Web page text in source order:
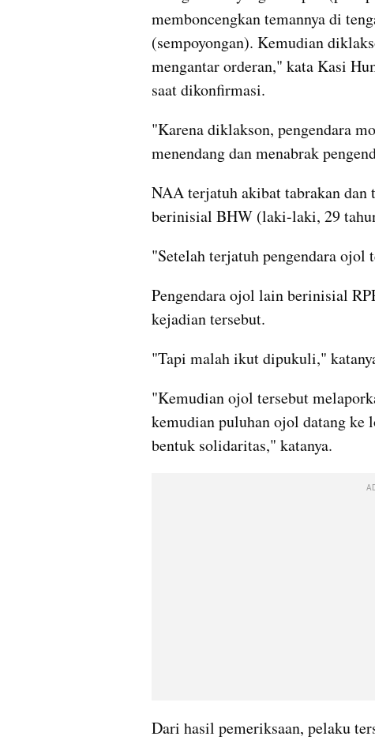
memboncengkan temannya di
(sempoyongan). Kemudian
mengantar orderan," kata Kasi
saat dikonfirmasi.
"Karena diklakson, pengendara
menendang dan menabrak
NAA terjatuh akibat tabrakan dan
berinisial BHW (laki-laki, 29
"Setelah terjatuh pengendara ojol
Pengendara ojol lain berinisial
kejadian tersebut.
"Tapi malah ikut dipukuli,"
"Kemudian ojol tersebut
kemudian puluhan ojol datang ke
bentuk solidaritas," katanya.
Dari hasil pemeriksaan, pelaku